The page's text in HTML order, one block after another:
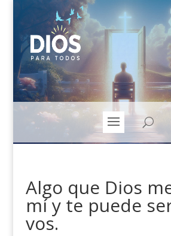
Algo que Dios
mí y te puede
vos.